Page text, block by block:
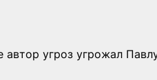
автор угроз угрожал